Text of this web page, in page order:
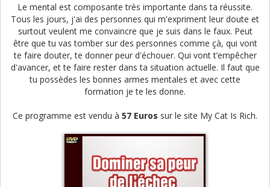
Le mental est composante très importante dans ta réussite.
Tous les jours, j'ai des personnes qui m'expriment leur doute et
surtout veulent me convaincre que je suis dans le faux. Peut
être que tu vas tomber sur des personnes comme çà, qui vont
te faire douter, te donner peur d'échouer. Qui vont t’empêcher
d'avancer, et te faire rester dans ta situation actuelle. Il faut que
tu possèdes les bonnes armes mentales et avec cette
formation je te les donne.
Ce programme est vendu à 57 Euros sur le site My Cat Is Rich.